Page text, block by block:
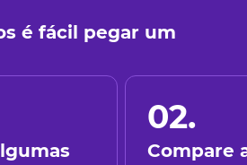
é fácil pegar um
02.
Compare